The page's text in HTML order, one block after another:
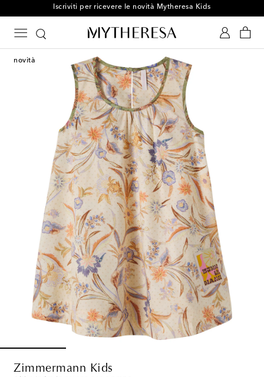
Iscriviti per ricevere le novità Mytheresa Kids
novità
Zimmermann Kids